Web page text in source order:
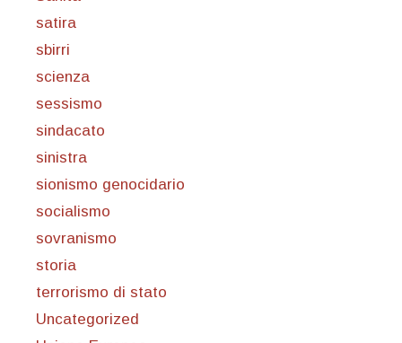
satira
sbirri
scienza
sessismo
sindacato
sinistra
sionismo genocidario
socialismo
sovranismo
storia
terrorismo di stato
Uncategorized